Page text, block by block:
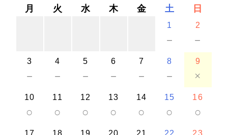
月 火 水 木 金 土 日
1
－
2
－
3
－
4
－
5
－
6
－
7
－
8
－
9
×
10
○
11
○
12
○
13
○
14
○
15
○
16
○
17 18 19 20 21 22 23